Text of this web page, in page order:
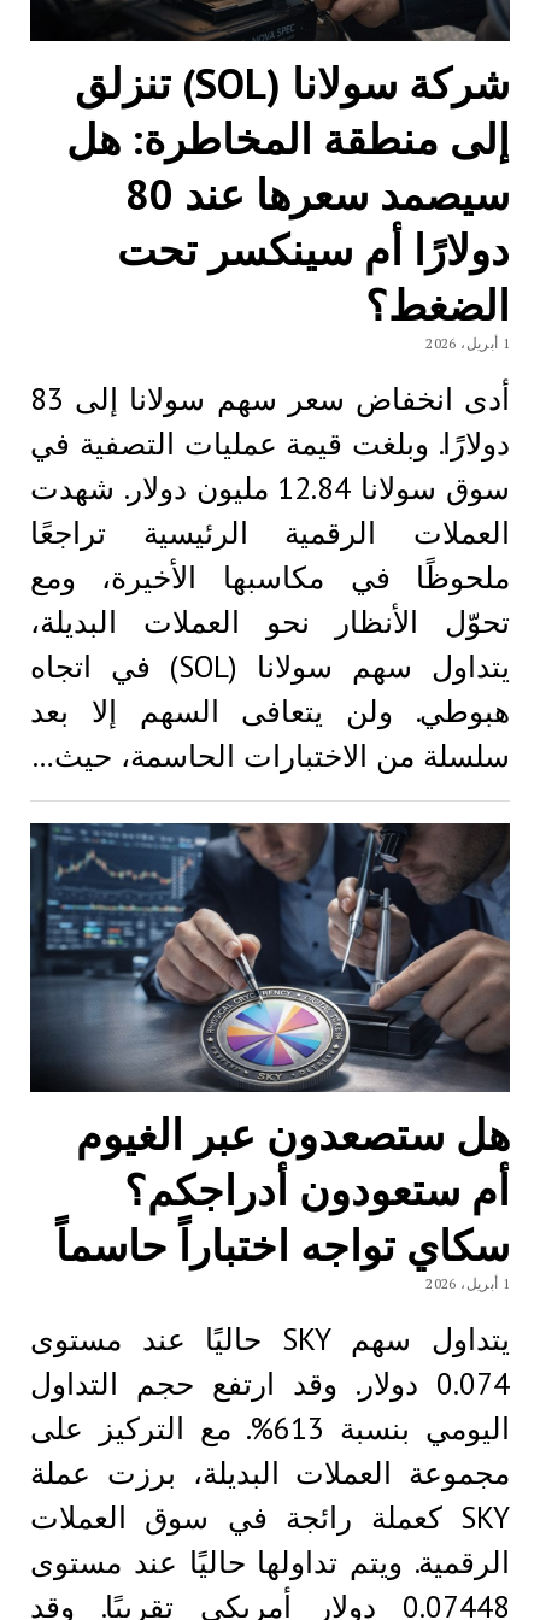
شركة سولانا (SOL) تنزلق
إلى منطقة المخاطرة: هل
سيصمد سعرها عند 80
دولارًا أم سينكسر تحت
الضغط؟
1 أبريل، 2026
أدى انخفاض سعر سهم سولانا إلى 83
دولارًا. وبلغت قيمة عمليات التصفية في
سوق سولانا 12.84 مليون دولار. شهدت
العملات الرقمية الرئيسية تراجعًا
ملحوظًا في مكاسبها الأخيرة، ومع
تحوّل الأنظار نحو العملات البديلة،
يتداول سهم سولانا (SOL) في اتجاه
هبوطي. ولن يتعافى السهم إلا بعد
سلسلة من الاختبارات الحاسمة، حيث…
هل ستصعدون عبر الغيوم
أم ستعودون أدراجكم؟
سكاي تواجه اختباراً حاسماً
1 أبريل، 2026
يتداول سهم SKY حاليًا عند مستوى
0.074 دولار. وقد ارتفع حجم التداول
اليومي بنسبة 613%. مع التركيز على
مجموعة العملات البديلة، برزت عملة
SKY كعملة رائجة في سوق العملات
الرقمية. ويتم تداولها حاليًا عند مستوى
0.07448 دولار أمريكي تقريبًا. وقد